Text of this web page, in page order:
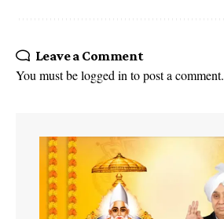
Leave a Comment
You must belogged into post a comment.